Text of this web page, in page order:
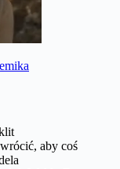
aby coś